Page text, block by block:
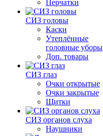
Перчатки
СИЗ головы
Каски
Утеплённые
головные уборы
Доп. товары
СИЗ глаз
Очки открытые
Очки закрытые
Щитки
СИЗ органов слуха
Наушники